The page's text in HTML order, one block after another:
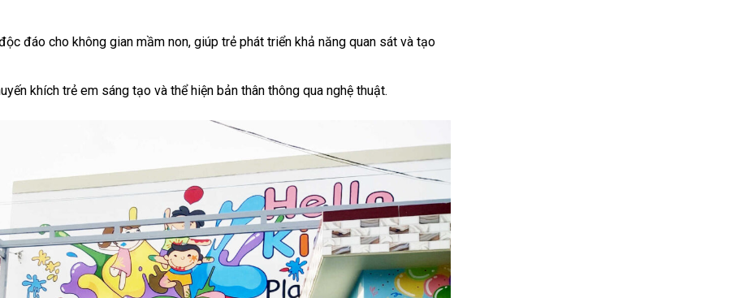
đáo cho không gian mầm non, giúp trẻ phát triển khả năng quan sát và tạo
khích trẻ em sáng tạo và thể hiện bản thân thông qua nghệ thuật.